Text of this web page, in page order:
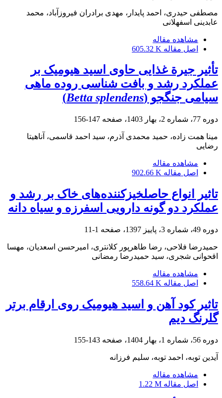
مصطفی حیدری، احمد پایدار، مهدی برادران فیروزآباد، محمد
عابدینی اسفهلانی
مشاهده مقاله
اصل مقاله 605.32 K
تأثیر جیرة غذایی حاوی اسید هیومیک بر
عملکرد رشد و بافت شناسی روده ماهی
سیامی جنگجو (Betta splendens
)
دوره 77، شماره 2، بهار 1403، صفحه 147-156
مینا همت زاده، حمید محمدی آذرم، سید احمد قاسمی، آناهیتا
رضایی
مشاهده مقاله
اصل مقاله 902.66 K
تاثیر انواع حاصلخیزکننده‌های خاک بر رشد و
عملکرد دو گونه دارویی اسفرزه و سیاه دانه
دوره 49، شماره 3، پاییز 1397، صفحه 1-11
حمیدرضا فلاحی، رضا طاهرپور کلانتری، امیرحسن اسعدیان، مهسا
اقحوانی شجری، سید حمیدرضا رمضانی
مشاهده مقاله
اصل مقاله 558.64 K
تاثیر کود آهن و اسید هیومیک روی ارقام برتر
گلرنگ دیم
دوره 56، شماره 1، بهار 1404، صفحه 143-155
آیدین توبه، احمد توبه، سلیم فرزانه
مشاهده مقاله
اصل مقاله 1.22 M